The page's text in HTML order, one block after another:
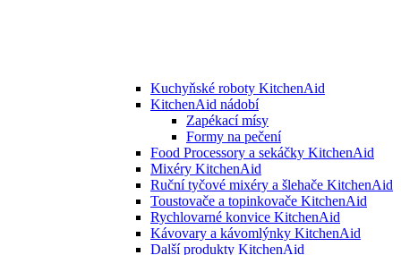
Kuchyňské roboty KitchenAid
KitchenAid nádobí
Zapékací mísy
Formy na pečení
Food Processory a sekáčky KitchenAid
Mixéry KitchenAid
Ruční tyčové mixéry a šlehače KitchenAid
Toustovače a topinkovače KitchenAid
Rychlovarné konvice KitchenAid
Kávovary a kávomlýnky KitchenAid
Další produkty KitchenAid